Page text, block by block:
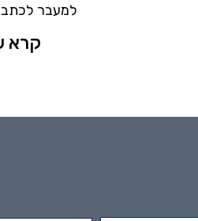
למעבר
קרא